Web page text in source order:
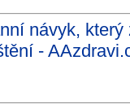
návyk,
-